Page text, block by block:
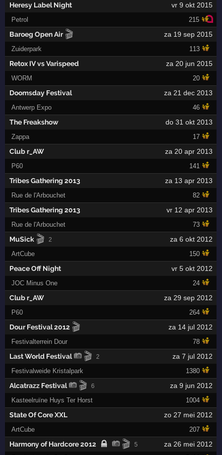
Heresy Label Night vr 9 okt 2015
Petrol 215
Baroeg Open Air 🎬 za 19 sep 2015
Zuiderpark 113
Retox IV vs Varispeed za 20 jun 2015
WORM 20
Doomsday Festival za 21 dec 2013
Antwerp Expo 46
The Freakshow do 31 okt 2013
Zappa 17
Club r_AW za 20 apr 2013
P60 141
Tribes Gathering 2013 za 13 apr 2013
Rue de l'Arbouchet 82
Tribes Gathering 2013 vr 12 apr 2013
Rue de l'Arbouchet 73
MuSick 🎬 2 za 6 okt 2012
ArtCube 150
Peace Off Night vr 5 okt 2012
JOC Minus One 24
Club r_AW za 29 sep 2012
P60 264
Dour Festival 2012 🎬 za 14 jul 2012
Festivalterrein Dour 78
Last World Festival 🎬 2 za 7 jul 2012
Festivalweide Kristalpark 1380
Alcatrazz Festival 🎬 6 za 9 jun 2012
Kasteelruïne Huys Ter Horst 1004
State Of Core XXL zo 27 mei 2012
ArtCube 207
Harmony of Hardcore 2012 🎬 5 za 26 mei 2012